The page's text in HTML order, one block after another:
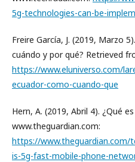
5g-technologies-can-be-
Freire García, J. (2019, Marzo
cuándo y por qué? Retrieved
https://www.eluniverso.com/
ecuador-como-cuando-que
Hern, A. (2019, Abril 4). ¿Qué
www.theguardian.com:
https://
is-5g-fast-mobile-phone-